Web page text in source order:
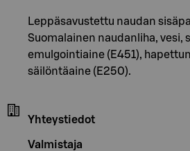
Leppäsavustettu naudan
Suomalainen naudanliha, vesi,
emulgointiaine (E451),
säilöntäaine (E250).
Yhteystiedot
Valmistaja